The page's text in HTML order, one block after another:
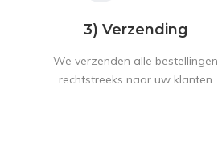
3) Verzending
We verzenden alle bestellingen
rechtstreeks naar uw klanten